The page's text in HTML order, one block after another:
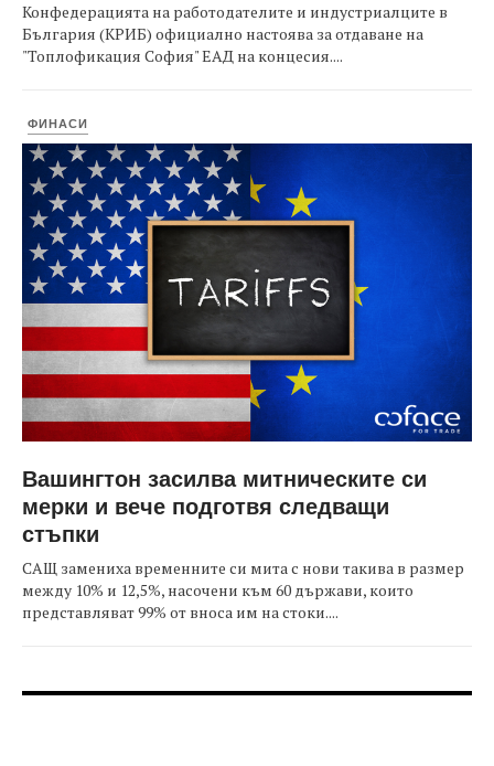
Конфедерацията на работодателите и индустриалците в
България (КРИБ) официално настоява за отдаване на
"Топлофикация София" ЕАД на концесия....
ФИНАСИ
Вашингтон засилва митническите си
мерки и вече подготвя следващи
стъпки
САЩ замениха временните си мита с нови такива в размер
между 10% и 12,5%, насочени към 60 държави, които
представляват 99% от вноса им на стоки....